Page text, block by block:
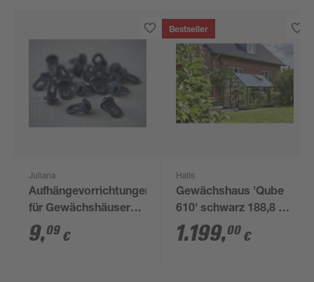
Juliana
Aufhängevorrichtungen
für Gewächshäuser
schwarz 20 Stück
9,09 €
Bestseller
Halls
Gewächshaus 'Qube
610' schwarz 188,8 x
312,6 cm mit 3 mm
Sicherheitsglas
1.199,00 €